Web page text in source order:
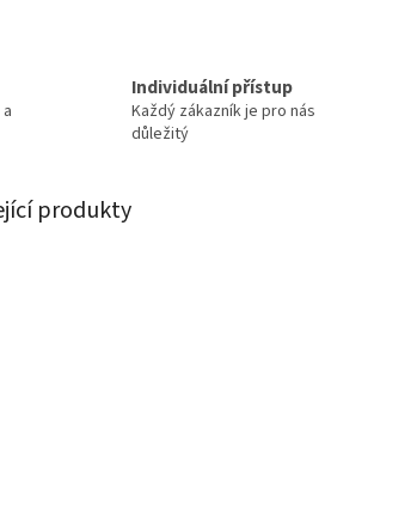
Individuální přístup
Každý zákazník je pro nás
důležitý
produkty